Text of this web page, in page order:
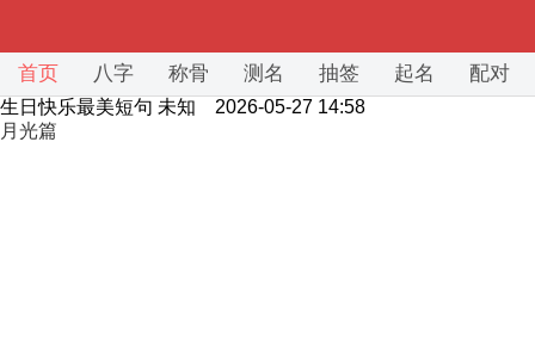
首页 八字 称骨 测名 抽签 起名 配对
生日快乐最美短句 未知 2026-05-27 14:58
月光篇